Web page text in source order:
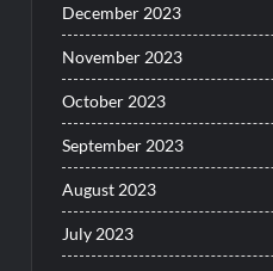
December 2023
November 2023
October 2023
September 2023
August 2023
July 2023